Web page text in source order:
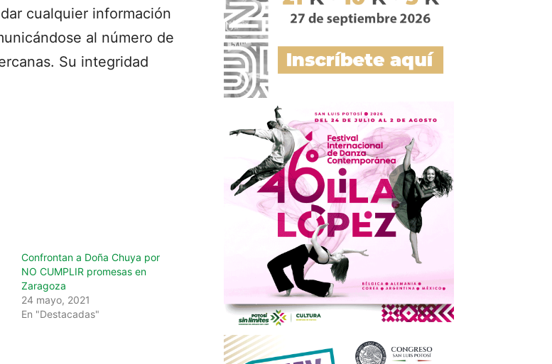
cualquier información
al número de
Su integridad
Confrontan a Doña Chuya por
NO CUMPLIR promesas en
Zaragoza
24 mayo, 2021
En "Destacadas"